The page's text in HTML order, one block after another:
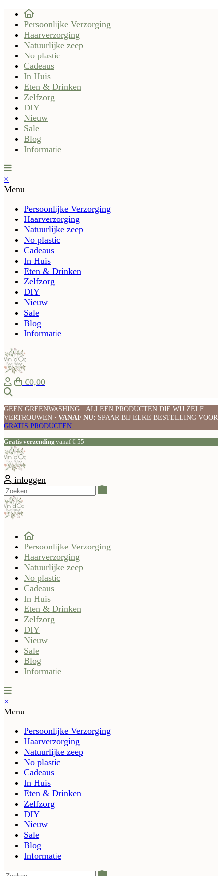
Persoonlijke Verzorging
Haarverzorging
Natuurlijke zeep
No plastic
Cadeaus
In Huis
Eten & Drinken
Zelfzorg
DIY
Nieuw
Sale
Blog
Informatie
×
Menu
Persoonlijke Verzorging
Haarverzorging
Natuurlijke zeep
No plastic
Cadeaus
In Huis
Eten & Drinken
Zelfzorg
DIY
Nieuw
Sale
Blog
Informatie
€0,00
GEEN GREENWASHING · ALLEEN PRODUCTEN DIE WIJ ZELF
VERTROUWEN · VANAF NU: SPAAR BIJ ELKE BESTELLING VOOR
GRATIS PRODUCTEN
Gratis verzending vanaf € 55
inloggen
Persoonlijke Verzorging
Haarverzorging
Natuurlijke zeep
No plastic
Cadeaus
In Huis
Eten & Drinken
Zelfzorg
DIY
Nieuw
Sale
Blog
Informatie
×
Menu
Persoonlijke Verzorging
Haarverzorging
Natuurlijke zeep
No plastic
Cadeaus
In Huis
Eten & Drinken
Zelfzorg
DIY
Nieuw
Sale
Blog
Informatie